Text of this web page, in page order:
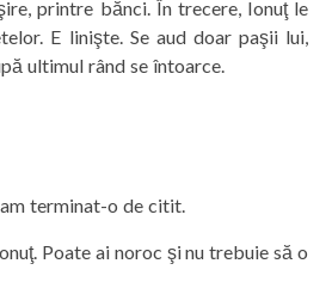
printre bănci. În trecere, Ionuţ le
E linişte. Se aud doar paşii lui,
ultimul rând se întoarce.
terminat-o de citit.
Poate ai noroc şi nu trebuie să o